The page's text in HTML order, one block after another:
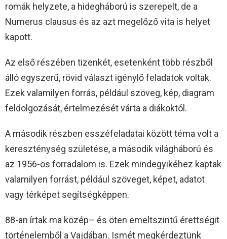
romák helyzete, a hidegháború is szerepelt, de a
Numerus clausus és az azt megelőző vita is helyet
kapott.
Az első részében tizenkét, esetenként több részből
álló egyszerű, rövid választ igénylő feladatok voltak.
Ezek valamilyen forrás, például szöveg, kép, diagram
feldolgozását, értelmezését várta a diákoktól.
A második részben esszéfeladatai között téma volt a
kereszténység születése, a második világháború és
az 1956-os forradalom is. Ezek mindegyikéhez kaptak
valamilyen forrást, például szöveget, képet, adatot
vagy térképet segítségképpen.
88-an írtak ma közép– és öten emeltszintű érettségit
történelemből a Vajdában. Ismét megkérdeztünk